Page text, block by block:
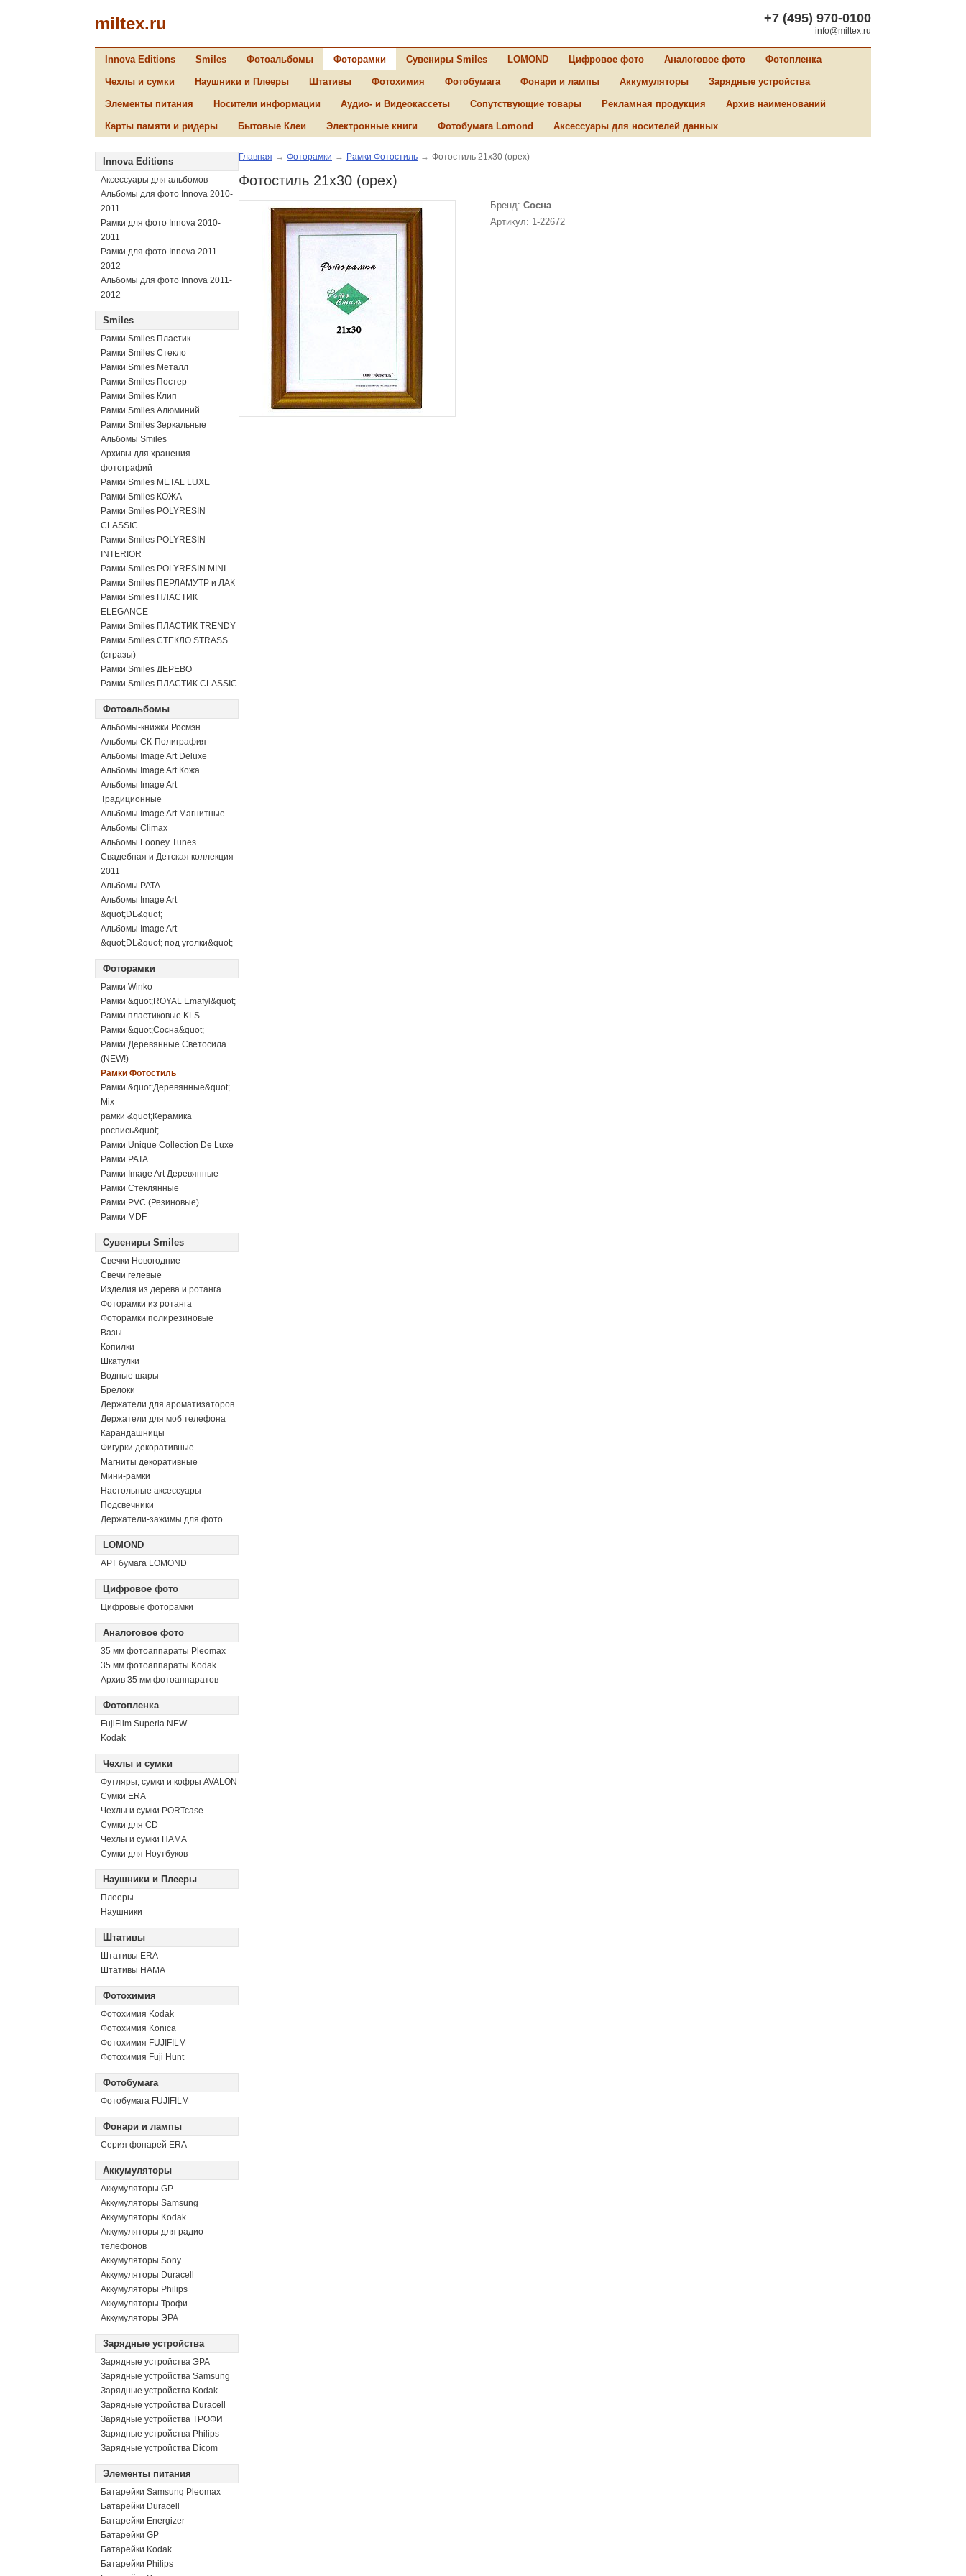
miltex.ru +7 (495) 970-0100
info@miltex.ru
Innova Editions Smiles Фотоальбомы Фоторамки Сувениры Smiles LOMOND Цифровое фото Аналоговое фото Фотопленка
Чехлы и сумки Наушники и Плееры Штативы Фотохимия Фотобумага Фонари и лампы Аккумуляторы Зарядные устройства
Элементы питания Носители информации Аудио- и Видеокассеты Сопутствующие товары Рекламная продукция Архив наименований
Карты памяти и ридеры Бытовые Клеи Электронные книги Фотобумага Lomond Аксессуары для носителей данных
Innova Editions
Аксессуары для альбомов
Альбомы для фото Innova 2010-
2011
Рамки для фото Innova 2010-
2011
Рамки для фото Innova 2011-
2012
Альбомы для фото Innova 2011-
2012
Smiles
Рамки Smiles Пластик
Рамки Smiles Стекло
Рамки Smiles Металл
Рамки Smiles Постер
Рамки Smiles Клип
Рамки Smiles Алюминий
Рамки Smiles Зеркальные
Альбомы Smiles
Архивы для хранения
фотографий
Рамки Smiles METAL LUXE
Рамки Smiles КОЖА
Рамки Smiles POLYRESIN
CLASSIC
Рамки Smiles POLYRESIN
INTERIOR
Рамки Smiles POLYRESIN MINI
Рамки Smiles ПЕРЛАМУТР и ЛАК
Рамки Smiles ПЛАСТИК
ELEGANCE
Рамки Smiles ПЛАСТИК TRENDY
Рамки Smiles СТЕКЛО STRASS
(стразы)
Рамки Smiles ДЕРЕВО
Рамки Smiles ПЛАСТИК CLASSIC
Фотоальбомы
Альбомы-книжки Росмэн
Альбомы СК-Полиграфия
Альбомы Image Art Deluxe
Альбомы Image Art Кожа
Альбомы Image Art
Традиционные
Альбомы Image Art Магнитные
Альбомы Climax
Альбомы Looney Tunes
Свадебная и Детская коллекция
2011
Альбомы PATA
Альбомы Image Art
&quot;DL&quot;
Альбомы Image Art
&quot;DL&quot; под уголки&quot;
Фоторамки
Рамки Winko
Рамки &quot;ROYAL Emafyl&quot;
Рамки пластиковые KLS
Рамки &quot;Сосна&quot;
Рамки Деревянные Светосила
(NEW!)
Рамки Фотостиль
Рамки &quot;Деревянные&quot;
Mix
рамки &quot;Керамика
роспись&quot;
Рамки Unique Collection De Luxe
Рамки PATA
Рамки Image Art Деревянные
Рамки Стеклянные
Рамки PVC (Резиновые)
Рамки MDF
Сувениры Smiles
Свечки Новогодние
Свечи гелевые
Изделия из дерева и ротанга
Фоторамки из ротанга
Фоторамки полирезиновые
Вазы
Копилки
Шкатулки
Водные шары
Брелоки
Держатели для ароматизаторов
Держатели для моб телефона
Карандашницы
Фигурки декоративные
Магниты декоративные
Мини-рамки
Настольные аксессуары
Подсвечники
Держатели-зажимы для фото
LOMOND
АРТ бумага LOMOND
Цифровое фото
Цифровые фоторамки
Аналоговое фото
35 мм фотоаппараты Pleomax
35 мм фотоаппараты Kodak
Архив 35 мм фотоаппаратов
Фотопленка
FujiFilm Superia NEW
Kodak
Чехлы и сумки
Футляры, сумки и кофры AVALON
Сумки ERA
Чехлы и сумки PORTcase
Сумки для CD
Чехлы и сумки HAMA
Сумки для Ноутбуков
Наушники и Плееры
Плееры
Наушники
Штативы
Штативы ERA
Штативы HAMA
Фотохимия
Фотохимия Kodak
Фотохимия Konica
Фотохимия FUJIFILM
Фотохимия Fuji Hunt
Фотобумага
Фотобумага FUJIFILM
Фонари и лампы
Серия фонарей ERA
Аккумуляторы
Аккумуляторы GP
Аккумуляторы Samsung
Аккумуляторы Kodak
Аккумуляторы для радио
телефонов
Аккумуляторы Sony
Аккумуляторы Duracell
Аккумуляторы Philips
Аккумуляторы Трофи
Аккумуляторы ЭРА
Зарядные устройства
Зарядные устройства ЭРА
Зарядные устройства Samsung
Зарядные устройства Kodak
Зарядные устройства Duracell
Зарядные устройства ТРОФИ
Зарядные устройства Philips
Зарядные устройства Dicom
Элементы питания
Батарейки Samsung Pleomax
Батарейки Duracell
Батарейки Energizer
Батарейки GP
Батарейки Kodak
Батарейки Philips
Главная → Фоторамки → Рамки Фотостиль → Фотостиль 21х30 (орех)
Фотостиль 21х30 (орех)
Бренд: Сосна
Артикул: 1-22672